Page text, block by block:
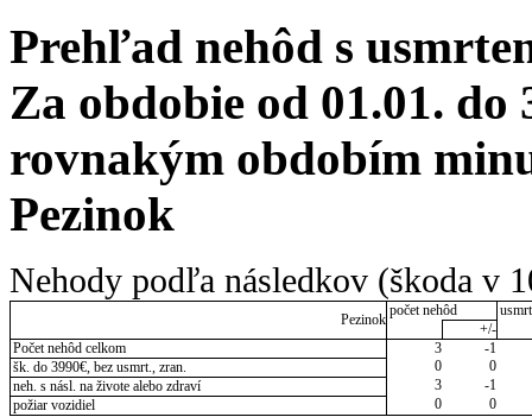
Prehľad nehôd s
Za obdobie od 01.01. do
rovnakým obdobím
Pezinok
Nehody podľa následkov (škoda v
Pezinok
počet nehôd
+/-
Počet nehôd celkom
3
-1
šk. do 3990€, bez usmrt., zran.
0
0
neh. s násl. na živote alebo zdraví
3
-1
požiar vozidiel
0 0